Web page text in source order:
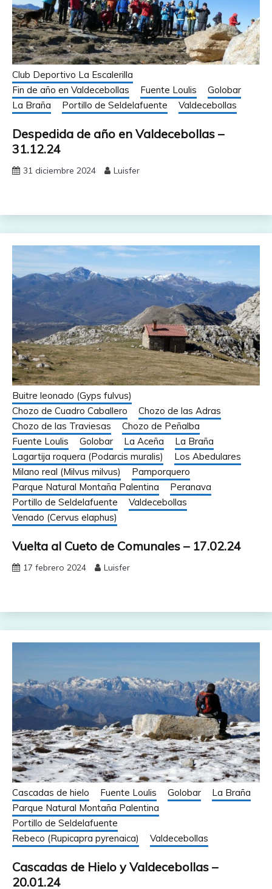
Club Deportivo La Escalerilla
Fin de año en Valdecebollas
Fuente Loulis
Golobar
La Braña
Portillo de Seldelafuente Valdecebollas
Despedida de año en Valdecebollas –
31.12.24
31 diciembre 2024 Luisfer
Buitre leonado (Gyps fulvus)
Chozo de Cuadro Caballero
Chozo de las Adras
Chozo de las Traviesas
Chozo de Peñalba
Fuente Loulis
Golobar La Aceña
La Braña
Lagartija roquera (Podarcis muralis)
Los Abedulares
Milano real (Milvus milvus)
Pamporquero
Parque Natural Montaña Palentina
Peranava
Portillo de Seldelafuente
Valdecebollas
Venado (Cervus elaphus)
Vuelta al Cueto de Comunales – 17.02.24
17 febrero 2024 Luisfer
Cascadas de hielo Fuente Loulis Golobar
La Braña
Parque Natural Montaña Palentina
Portillo de Seldelafuente
Rebeco (Rupicapra pyrenaica)
Valdecebollas
Cascadas de Hielo y Valdecebollas –
20.01.24